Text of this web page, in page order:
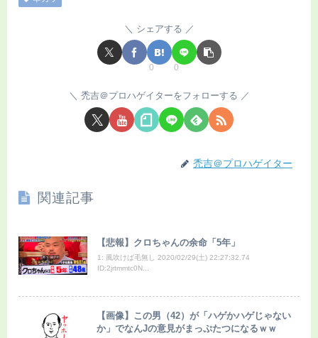
シェアする
0 0
禿吉＠プロハゲイターをフォローする
禿吉＠プロハゲイター
関連記事
【悲報】クロちゃんの余命「5年」
1: 風吹けば毛無し 2020/02/29(土) 22:27:32.74
ID:2jrtmmtc0N...
【画像】この男（42）が「ハゲかハゲじゃない
か」でなんJの意見がまっぷたつになるｗｗ